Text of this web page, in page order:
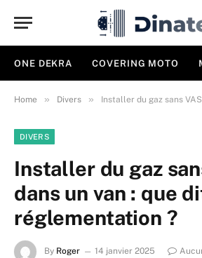
ONE DEKRA COVERING MOTO
Home » Divers » Installer du gaz sans VASP dans
DIVERS
Installer du gaz
dans un van : que
réglementation ?
By Roger 14 janvier 2025